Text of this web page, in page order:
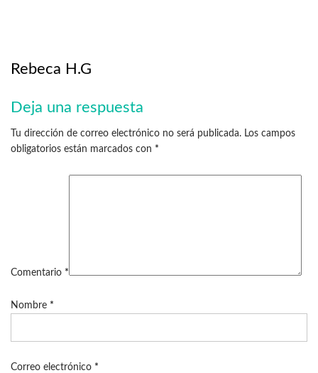
Rebeca H.G
Deja una respuesta
Tu dirección de correo electrónico no será publicada. Los campos
obligatorios están marcados con *
Comentario *
Nombre *
Correo electrónico *